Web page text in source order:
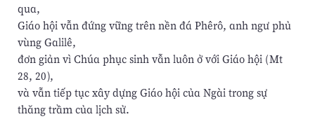
qua,
Giáo hội vẫn đứng vững trên nền đá Phêrô, anh ngư phủ
vùng Galilê,
đơn giản vì Chúa phục sinh vẫn luôn ở với Giáo hội (Mt
28, 20),
và vẫn tiếp tục xây dựng Giáo hội của Ngài trong sự
thăng trầm của lịch sử.